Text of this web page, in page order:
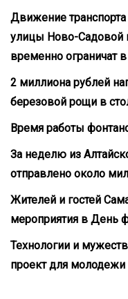
Движение
улицы Ново-Садовой
временно ограничат
2 миллиона рублей
березовой рощи в
Время работы
За неделю из
отправлено около
Жителей и гостей
мероприятия в День
Технологии и
проект для